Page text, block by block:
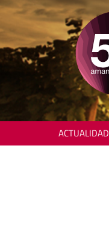
ACTUALIDAD